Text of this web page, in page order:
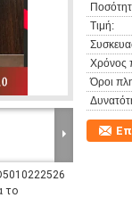
το
Τιμή:
Χρόνος
Όροι